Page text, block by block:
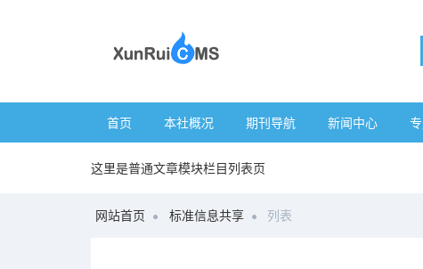
首页 本社概况 期刊导航 新闻中心
这里是普通文章模块栏目列表页
网站首页 标准信息共享 列表